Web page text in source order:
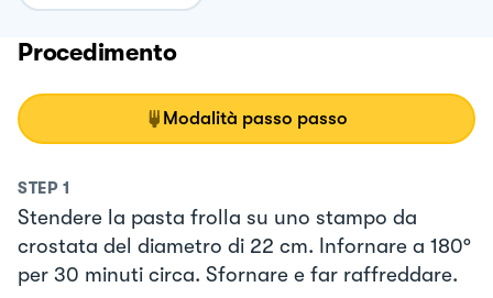
Procedimento
Modalità passo passo
STEP 1
Stendere la pasta frolla su uno stampo da
crostata del diametro di 22 cm. Infornare a 180°
per 30 minuti circa. Sfornare e far raffreddare.